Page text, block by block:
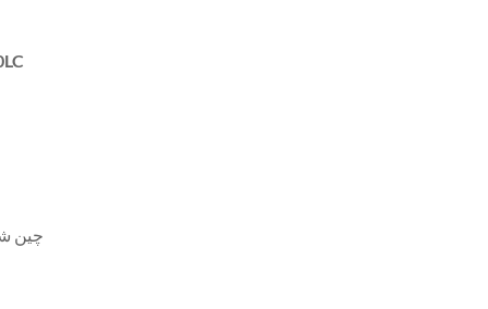
چین